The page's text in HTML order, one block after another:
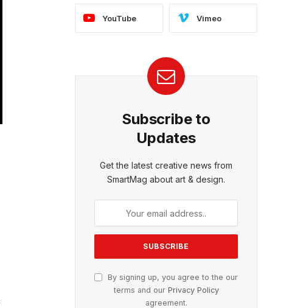
YouTube Vimeo
Subscribe to
Updates
Get the latest creative news from
SmartMag about art & design.
By signing up, you agree to the our
terms and our Privacy Policy
agreement.